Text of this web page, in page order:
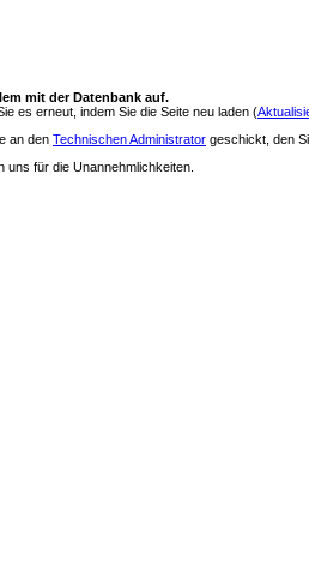
mit der Datenbank auf.
es erneut, indem Sie die Seite neu laden (
an den Technischen Administrator geschickt, den
uns für die Unannehmlichkeiten.